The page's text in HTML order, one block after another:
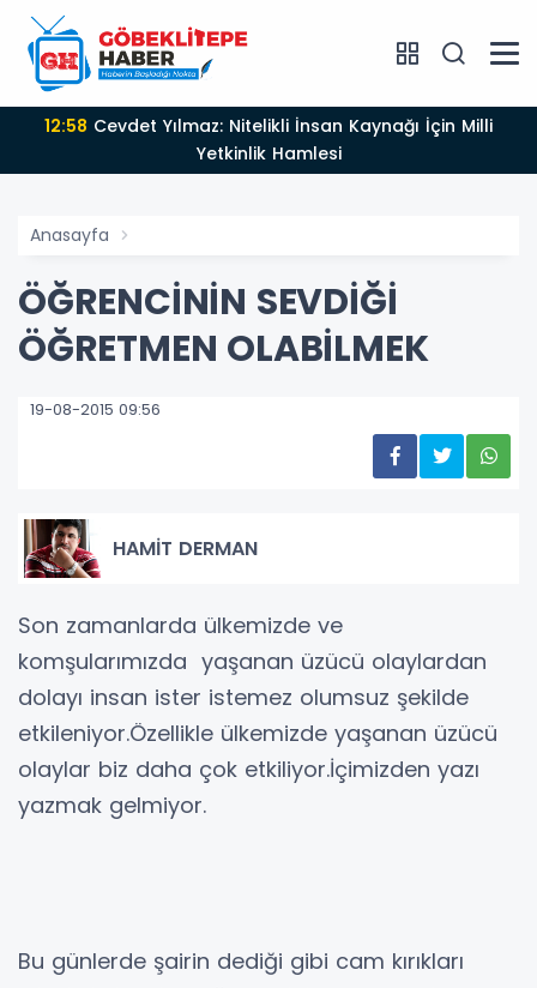
12:58
Yetkinlik Hamlesi
Anasayfa
ÖĞRENCİNİN SEVDİĞİ
ÖĞRETMEN OLABİLMEK
19-08-2015 09:56
HAMİT DERMAN
Son zamanlarda ülkemizde ve
komşularımızda yaşanan üzücü olaylardan
dolayı insan ister istemez olumsuz şekilde
etkileniyor.Özellikle ülkemizde yaşanan üzücü
olaylar biz daha çok etkiliyor.İçimizden yazı
yazmak gelmiyor.
Bu günlerde şairin dediği gibi cam kırıkları